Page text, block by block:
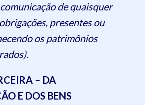
de quaisquer
presentes ou
os patrimônios
.
– DA
E DOS BENS